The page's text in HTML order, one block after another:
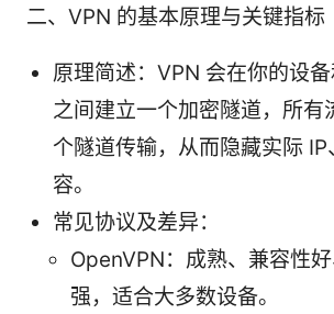
二、VPN 的基本原理与关键指标
原理简述：VPN 会在你的设
之间建立一个加密隧道，所有
个隧道传输，从而隐藏实际
容。
常见协议及差异：
OpenVPN：成熟、兼容性
强，适合大多数设备。